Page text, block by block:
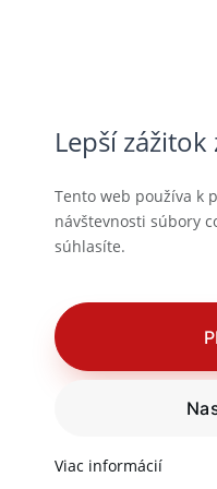
Lepší zážitok
Tento web používa k
návštevnosti súbory
súhlasíte.
Viac informácií